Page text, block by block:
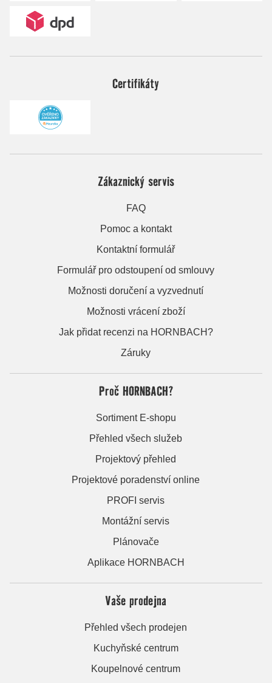
Certifikáty
Zákaznický servis
FAQ
Pomoc a kontakt
Kontaktní formulář
Formulář pro odstoupení od smlouvy
Možnosti doručení a vyzvednutí
Možnosti vrácení zboží
Jak přidat recenzi na HORNBACH?
Záruky
Proč HORNBACH?
Sortiment E-shopu
Přehled všech služeb
Projektový přehled
Projektové poradenství online
PROFI servis
Montážní servis
Plánovače
Aplikace HORNBACH
Vaše prodejna
Přehled všech prodejen
Kuchyňské centrum
Koupelnové centrum